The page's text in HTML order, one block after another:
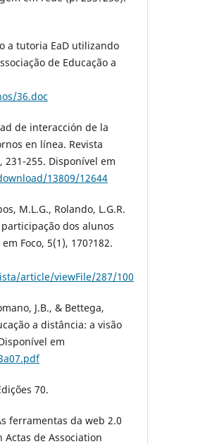
a tutoria EaD utilizando
de Educação a
36.doc
de interacción de la
en lí­nea. Revista
255. Disponí­vel em
13809/12644
M.L.G., Rolando, L.G.R.
dos alunos
Foco, 5(1), 170?182.
article/viewFile/287/100
J.B., & Bettega,
a distância: a visão
em
70.
ferramentas da web 2.0
de Association